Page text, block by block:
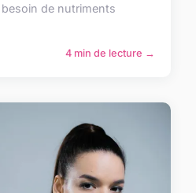
de nutriments
4 min de lecture →